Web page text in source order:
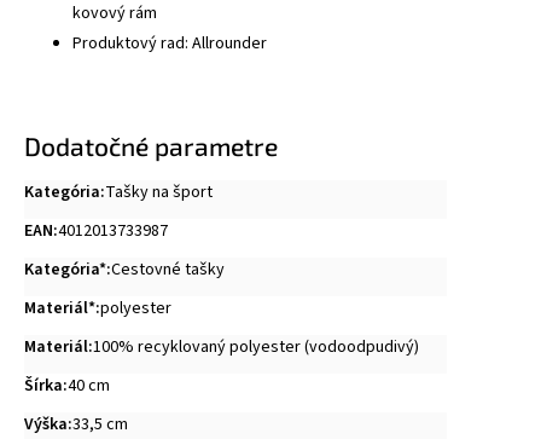
kovový rám
Produktový rad: Allrounder
Dodatočné parametre
Kategória:Tašky na šport
EAN:4012013733987
Kategória*:Cestovné tašky
Materiál*:polyester
Materiál:100% recyklovaný polyester (vodoodpudivý)
Šírka:40 cm
Výška:33,5 cm